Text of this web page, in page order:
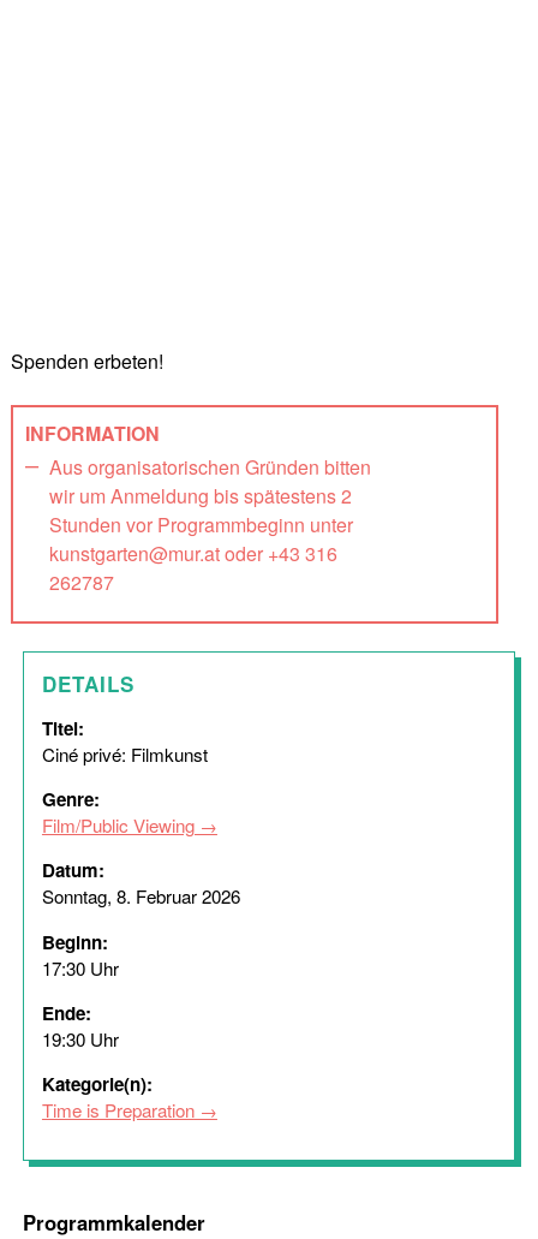
Spenden erbeten!
INFORMATION
Aus organisatorischen Gründen bitten
wir um Anmeldung bis spätestens 2
Stunden vor Programmbeginn unter
kunstgarten@mur.at oder +43 316
262787
DETAILS
Titel:
Ciné privé: Filmkunst
Genre:
Film/Public Viewing
Datum:
Sonntag, 8. Februar 2026
Beginn:
17:30 Uhr
Ende:
19:30 Uhr
Kategorie(n):
Time is Preparation
Programmkalender